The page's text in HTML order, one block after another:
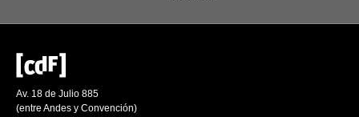
Av. 18 de Julio 885
(entre Andes y Convención)